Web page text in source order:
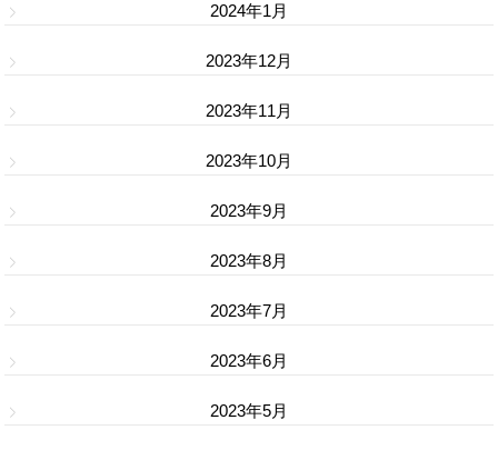
2024年1月
2023年12月
2023年11月
2023年10月
2023年9月
2023年8月
2023年7月
2023年6月
2023年5月